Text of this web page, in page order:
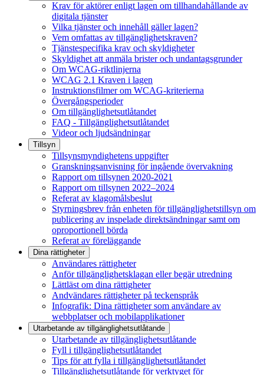
Krav för aktörer enligt lagen om tillhandahållande av
digitala tjänster
Vilka tjänster och innehåll gäller lagen?
Vem omfattas av tillgänglighetskraven?
Tjänstespecifika krav och skyldigheter
Skyldighet att anmäla brister och undantagsgrunder
Om WCAG-riktlinjerna
WCAG 2.1 Kraven i lagen
Instruktionsfilmer om WCAG-kriterierna
Övergångsperioder
Om tillgänglighetsutlåtandet
FAQ - Tillgänglighetsutlåtandet
Videor och ljudsändningar
Tillsyn
Tillsynsmyndighetens uppgifter
Granskningsanvisning för ingående övervakning
Rapport om tillsynen 2020-2021
Rapport om tillsynen 2022–2024
Referat av klagomålsbeslut
Styrningsbrev från enheten för tillgänglighetstillsyn om
publicering av inspelade direktsändningar samt om
oproportionell börda
Referat av föreläggande
Dina rättigheter
Användares rättigheter
Anför tillgänglighetsklagan eller begär utredning
Lättläst om dina rättigheter
Andvändares rättigheter på teckenspråk
Infografik: Dina rättigheter som användare av
webbplatser och mobilapplikationer
Utarbetande av tillgänglighets­utlåtande
Utarbetande av tillgänglighetsutlåtande
Fyll i tillgänglighetsutlåtandet
Tips för att fylla i tillgänglighetsutlåtandet
Tillgänglighetsutlåtande för verktyget för